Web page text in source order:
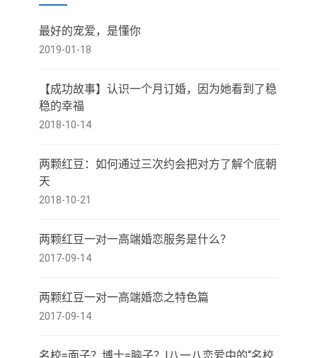
最好的宠爱，是懂你
2019-01-18
【成功故事】认识一个月订婚，因为她看到了稳
稳的幸福
2018-10-14
两颗红豆：如何通过三次约会把对方了解个底朝
天
2018-10-21
两颗红豆一对一高端婚恋服务是什么？
2017-09-14
两颗红豆一对一高端婚恋之特色篇
2017-09-14